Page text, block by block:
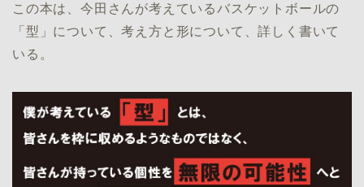
この本は、今田さんが考えているバスケットボールの
「型」について、考え方と形について、詳しく書いて
いる。